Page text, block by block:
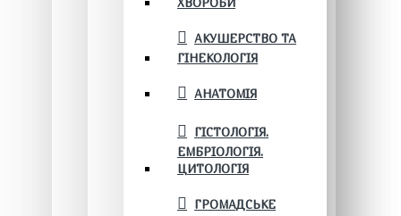
АКУШЕРСТВО ТА
ГІНЕКОЛОГІЯ
АНАТОМІЯ
ГІСТОЛОГІЯ.
ЕМБРІОЛОГІЯ.
ЦИТОЛОГІЯ
ГРОМАДСЬКЕ